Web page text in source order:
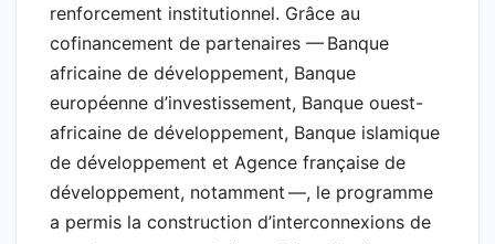
renforcement institutionnel. Grâce au
cofinancement de partenaires — Banque
africaine de développement, Banque
européenne d’investissement, Banque ouest-
africaine de développement, Banque islamique
de développement et Agence française de
développement, notamment —, le programme
a permis la construction d’interconnexions de